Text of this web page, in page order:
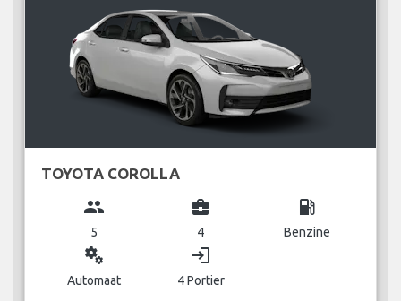
TOYOTA COROLLA
group
5
business_center
4
local_gas_station
Benzine
miscellaneous_services
Automaat
login
4 Portier